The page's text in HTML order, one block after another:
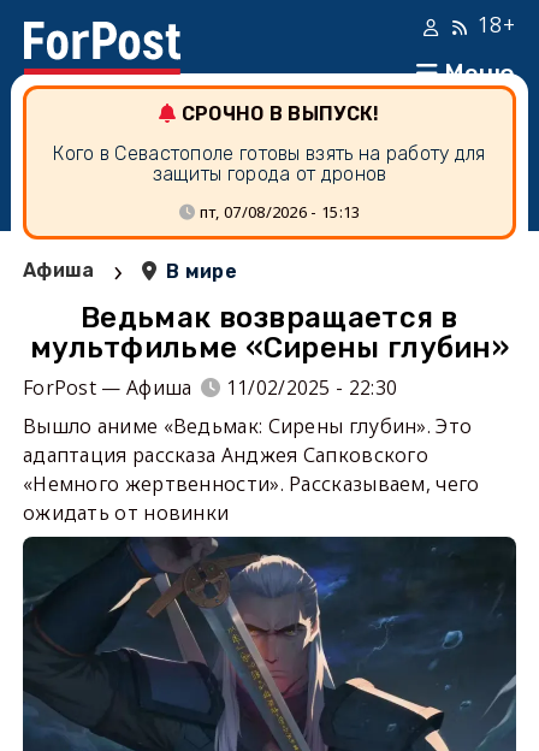
Меню
18+
СРОЧНО В ВЫПУСК!
Кого в Севастополе готовы взять на работу для
защиты города от дронов
пт, 07/08/2026 - 15:13
Афиша › В мире
Ведьмак возвращается в
мультфильме «Сирены глубин»
ForPost — Афиша
11/02/2025 - 22:30
Вышло аниме «Ведьмак: Сирены глубин». Это
адаптация рассказа Анджея Сапковского
«Немного жертвенности». Рассказываем, чего
ожидать от новинки